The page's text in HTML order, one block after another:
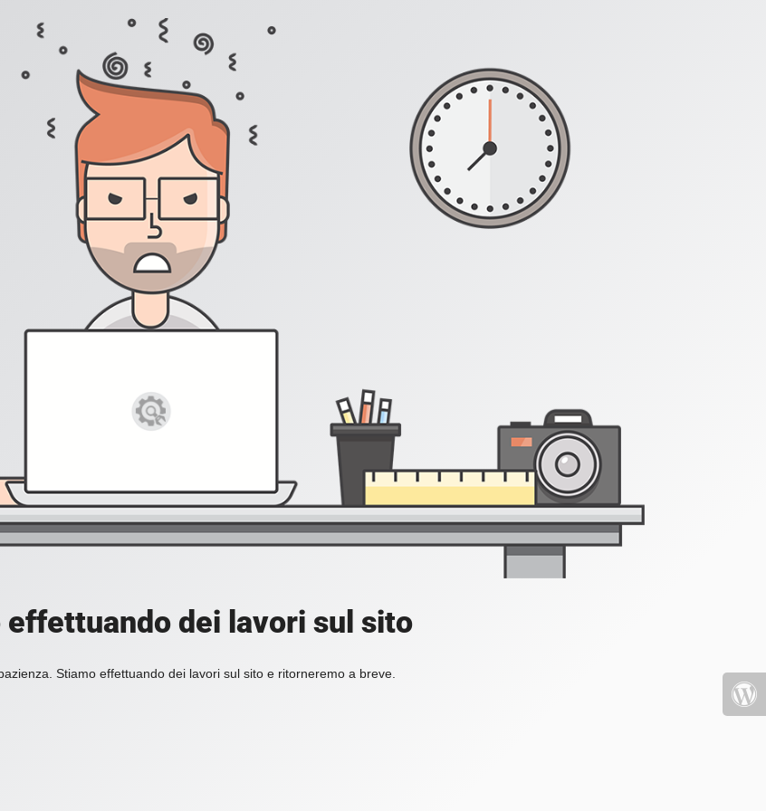
effettuando dei lavori sul sito
Stiamo effettuando dei lavori sul sito e ritorneremo a breve.